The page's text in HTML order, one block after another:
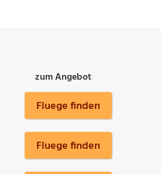
zum Angebot
Fluege finden
Fluege finden